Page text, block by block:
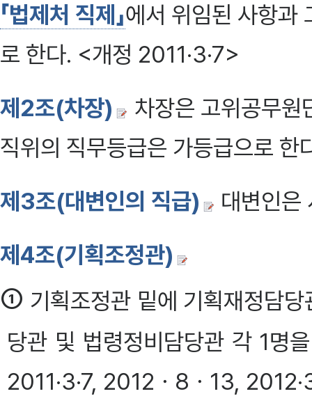
「법제처 직제」에서 위임된 사항과
로 한다. <개정 2011·3·7>
제2조(차장)
차장은 고위공무원
직위의 직무등급은 가등급으로 한
제3조(대변인의 직급)
대변인은
제4조(기획조정관)
① 기획조정관 밑에 기획재정담
당관 및 법령정비담당관 각 1명
2011·3·7, 2012ㆍ8ㆍ13,